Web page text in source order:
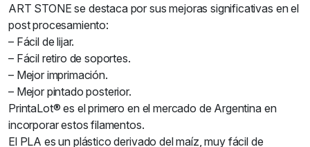
ART STONE se destaca por sus mejoras significativas en el
post procesamiento:
– Fácil de lijar.
– Fácil retiro de soportes.
– Mejor imprimación.
– Mejor pintado posterior.
PrintaLot® es el primero en el mercado de Argentina en
incorporar estos filamentos.
El PLA es un plástico derivado del maíz, muy fácil de